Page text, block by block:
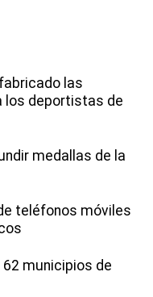
las
los deportistas de
medallas de la
teléfonos móviles
municipios de